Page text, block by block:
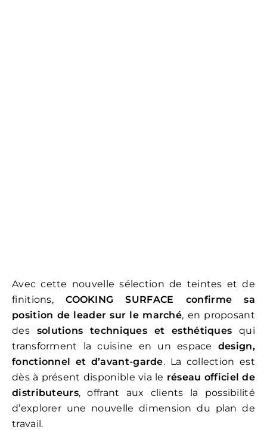
Avec cette nouvelle sélection de teintes et de
finitions,COOKING SURFACE confirme sa
position de leader sur le marché, en proposant
des solutions techniques et esthétiques qui
transforment la cuisine en un espace design,
fonctionnel et d’avant-garde. La collection est
dès à présent disponible via le réseau officiel de
distributeurs, offrant aux clients la possibilité
d’explorer une nouvelle dimension du plan de
travail.